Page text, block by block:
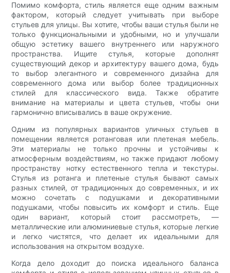
Помимо комфорта, стиль является еще одним важным
фактором, который следует учитывать при выборе
стульев для улицы. Вы хотите, чтобы ваши стулья были не
только функциональными и удобными, но и улучшали
общую эстетику вашего внутреннего или наружного
пространства. Ищите стулья, которые дополнят
существующий декор и архитектуру вашего дома, будь
то выбор элегантного и современного дизайна для
современного дома или выбор более традиционных
стилей для классического вида. Также обратите
внимание на материалы и цвета стульев, чтобы они
гармонично вписывались в ваше окружение.
Одним из популярных вариантов уличных стульев в
помещении является ротанговая или плетеная мебель.
Эти материалы не только прочны и устойчивы к
атмосферным воздействиям, но также придают любому
пространству нотку естественного тепла и текстуры.
Стулья из ротанга и плетеные стулья бывают самых
разных стилей, от традиционных до современных, и их
можно сочетать с подушками и декоративными
подушками, чтобы повысить их комфорт и стиль. Еще
один вариант, который стоит рассмотреть, —
металлические или алюминиевые стулья, которые легкие
и легко чистятся, что делает их идеальными для
использования на открытом воздухе.
Когда дело доходит до поиска идеального баланса